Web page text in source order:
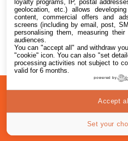
SIM :...
à partir de109,51€
A
Confidentialité
loyalty programs, IP, postal
geolocation, etc.) allows
content, commercial offers and
screens (including by email, post,
personalising them, measuring
audiences.
You can "accept all" and withdraw
"cookie" icon. You can also "set
processing activities not subject to
valid for 6 months.
powered by
Set your
Accept